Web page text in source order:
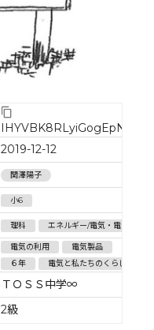
IHYVBK8RLyiGogEpNT3J
2019-12-12
関澤陽子
小6
理科 エネルギー/電気・電流
電気の利用
電気製品
６年
電気と私たちのくらし
ＴＯＳＳ中学∞
2級